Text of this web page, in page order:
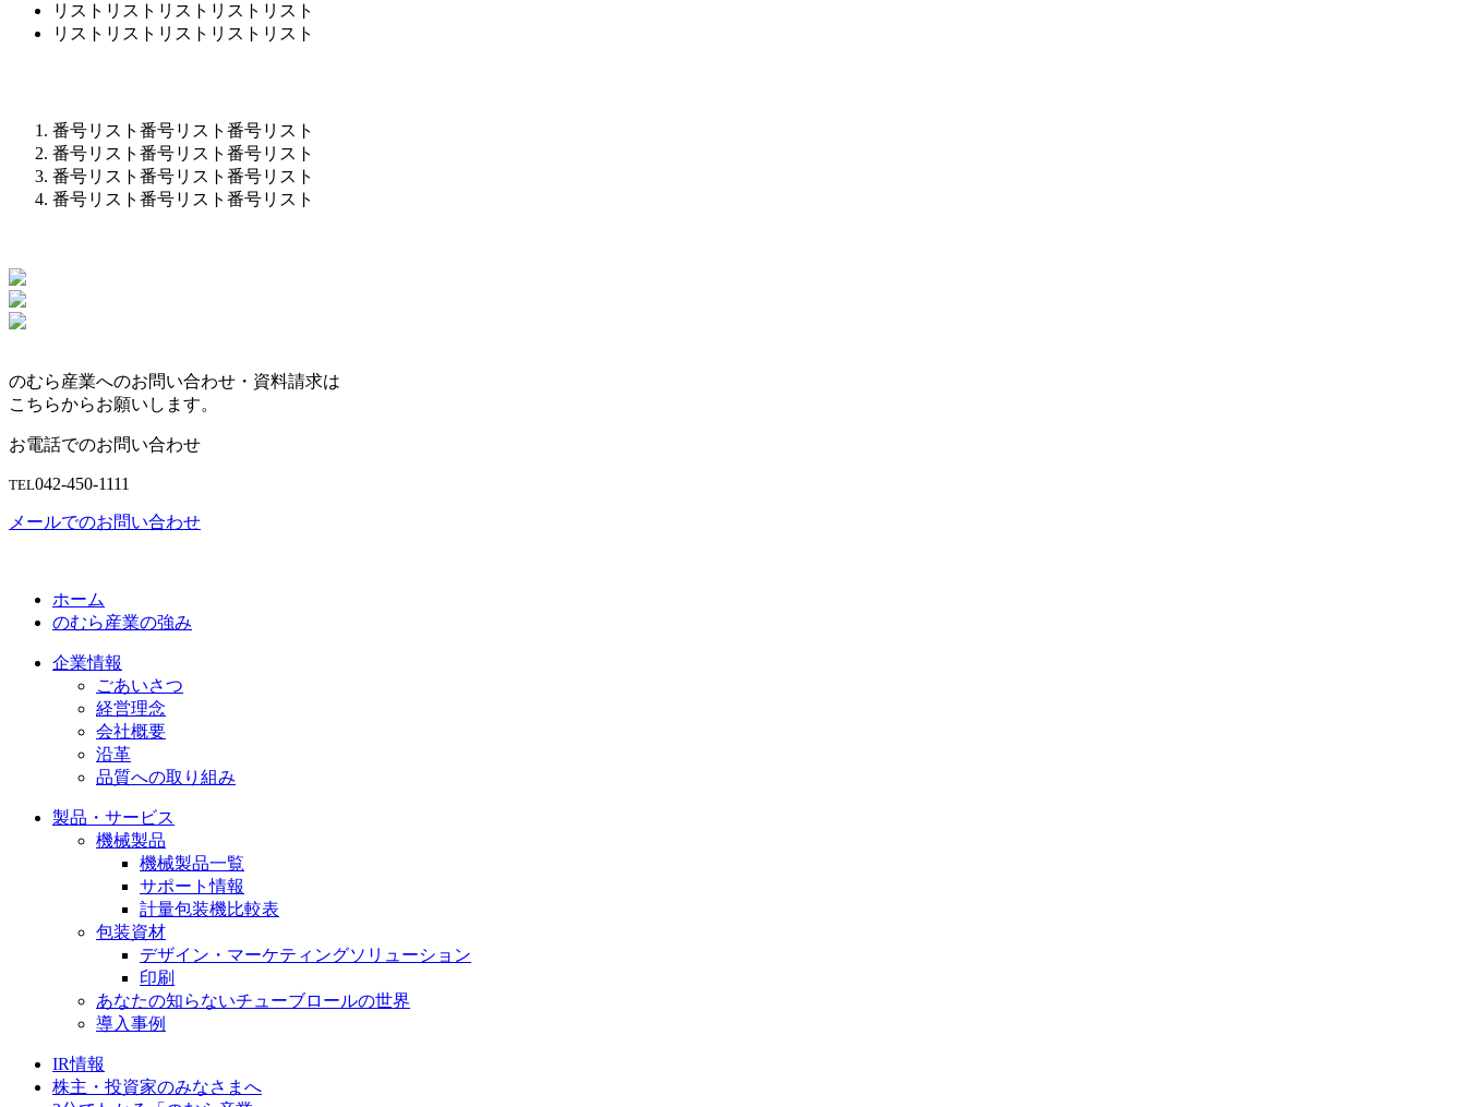
リストリストリストリストリスト
リストリストリストリストリスト
番号リスト番号リスト番号リスト
番号リスト番号リスト番号リスト
番号リスト番号リスト番号リスト
番号リスト番号リスト番号リスト
のむら産業へのお問い合わせ・資料請求は
こちらからお願いします。
お電話でのお問い合わせ
TEL042-450-1111
メールでのお問い合わせ
ホーム
のむら産業の強み
企業情報
ごあいさつ
経営理念
会社概要
沿革
品質への取り組み
製品・サービス
機械製品
機械製品一覧
サポート情報
計量包装機比較表
包装資材
デザイン・マーケティングソリューション
印刷
あなたの知らないチューブロールの世界
導入事例
IR情報
株主・投資家のみなさまへ